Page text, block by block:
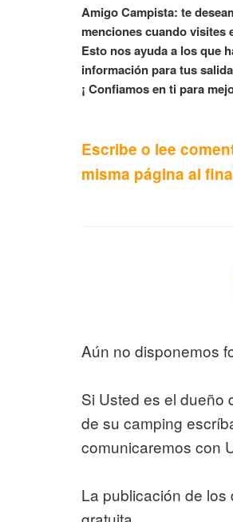
Amigo Campista: te
menciones cuando visites
Esto nos ayuda a los que
información para tus
¡ Confiamos en ti para
Escribe o lee
misma página al
Aún no disponemos
Si Usted es el dueño
de su camping
comunicaremos con
La publicación de